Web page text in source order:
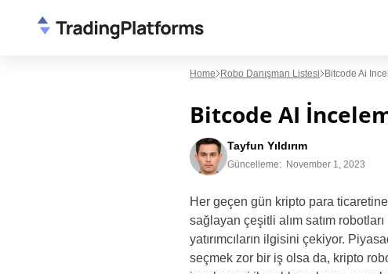
Home Robo Danışman Listesi Bitcode Ai
Bitcode AI
Tayfun Yıldırım
Güncelleme: November 1, 2023
Her geçen gün kripto para ticaretine
sağlayan çeşitli alım satım robotları
yatırımcıların ilgisini çekiyor.
seçmek zor bir iş olsa da, kripto